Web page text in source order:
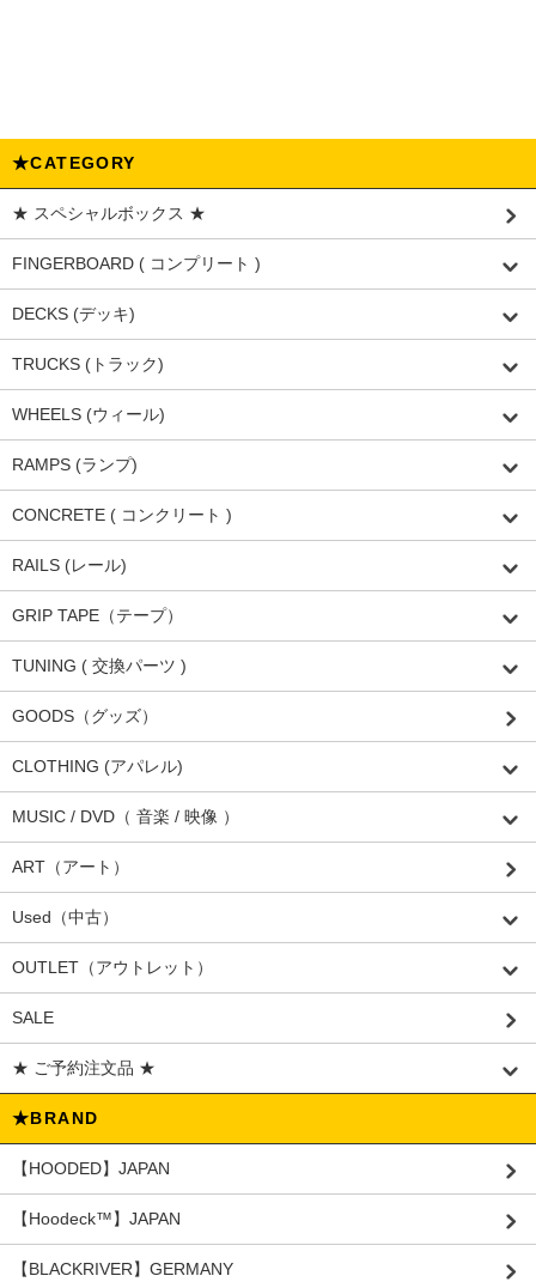
★CATEGORY
★ スペシャルボックス ★
FINGERBOARD ( コンプリート )
DECKS (デッキ)
TRUCKS (トラック)
WHEELS (ウィール)
RAMPS (ランプ)
CONCRETE ( コンクリート )
RAILS (レール)
GRIP TAPE（テープ）
TUNING ( 交換パーツ )
GOODS（グッズ）
CLOTHING (アパレル)
MUSIC / DVD（ 音楽 / 映像 ）
ART（アート）
Used（中古）
OUTLET（アウトレット）
SALE
★ ご予約注文品 ★
★BRAND
【HOODED】JAPAN
【Hoodeck™️】JAPAN
【BLACKRIVER】GERMANY